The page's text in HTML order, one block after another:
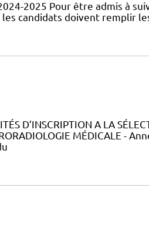
2025 Pour être admis à
candidats doivent remplir
D’INSCRIPTION A LA
MÉDICALE -